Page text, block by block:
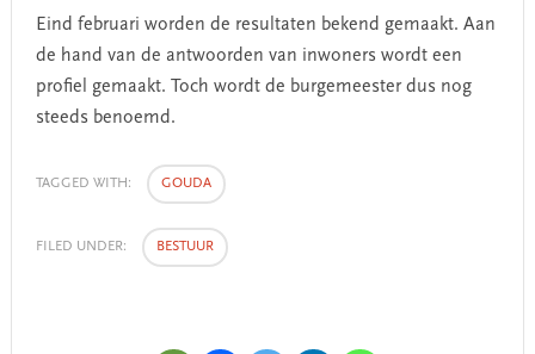
Eind februari worden de resultaten bekend gemaakt. Aan
de hand van de antwoorden van inwoners wordt een
profiel gemaakt. Toch wordt de burgemeester dus nog
steeds benoemd.
TAGGED WITH: GOUDA
FILED UNDER: BESTUUR